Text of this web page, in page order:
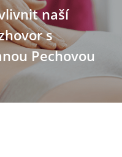
naší
s
Pechovou